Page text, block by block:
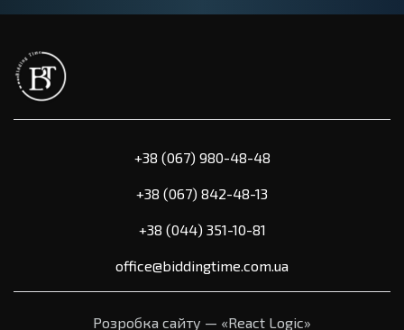
+38 (067) 980-48-48
+38 (067) 842-48-13
+38 (044) 351-10-81
office@biddingtime.com.ua
Розробка сайту — «React Logic»